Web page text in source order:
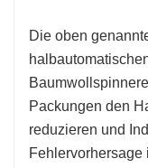
Die oben
Packungen den
reduzieren und